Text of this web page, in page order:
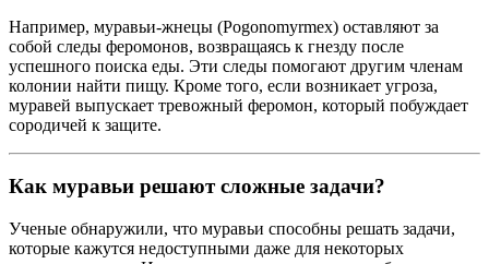
Например, муравьи-жнецы (Pogonomyrmex) оставляют за
собой следы феромонов, возвращаясь к гнезду после
успешного поиска еды. Эти следы помогают другим членам
колонии найти пищу. Кроме того, если возникает угроза,
муравей выпускает тревожный феромон, который побуждает
сородичей к защите.
Как муравьи решают сложные задачи?
Ученые обнаружили, что муравьи способны решать задачи,
которые кажутся недоступными даже для некоторых